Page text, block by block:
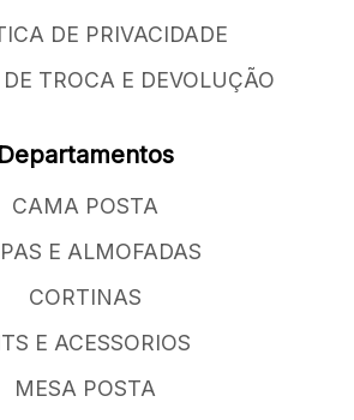
DE PRIVACIDADE
TROCA E DEVOLUÇÃO
Departamentos
CAMA POSTA
E ALMOFADAS
CORTINAS
E ACESSORIOS
MESA POSTA